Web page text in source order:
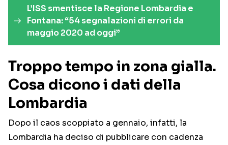
L’ISS smentisce la Regione Lombardia e
Fontana: “54 segnalazioni di errori da
maggio 2020 ad oggi”
Troppo tempo in zona gialla.
Cosa dicono i dati della
Lombardia
Dopo il caos scoppiato a gennaio, infatti, la
Lombardia ha deciso di pubblicare con cadenza